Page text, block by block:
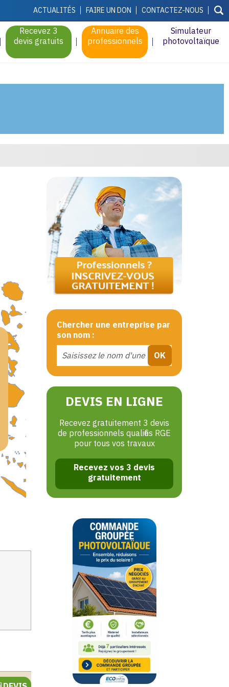
ACTUALITÉS FAIRE UN DON CONTACTEZ-NOUS
Recevez 3
devis gratuits
Annuaire des
professionnels
Simulateur
photovoltaïque
Chercher une entreprise par
son nom :
DEVIS EN LIGNE
Recevez gratuitement 3 devis
de professionnels qualifiés RGE
pour tous vos travaux
Recevez vos 3 devis
gratuitement